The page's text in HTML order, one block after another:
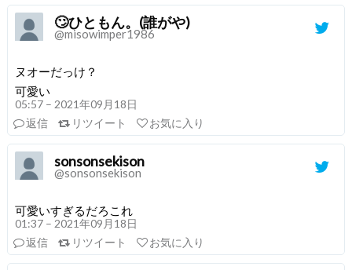
🙄ひともん。(誰がや)
@misowimper1986
ヌオーだっけ？
可愛い
05:57 – 2021年09月18日
返信
リツイート お気に入り
sonsonsekison
@sonsonsekison
可愛いすぎるだろこれ
01:37 – 2021年09月18日
返信
リツイート お気に入り